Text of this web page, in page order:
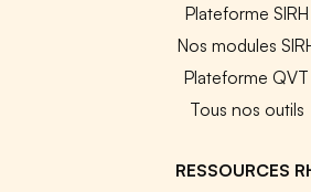
Plateforme SIRH
Nos modules
Plateforme QVT
Tous nos outils
RESSOURCES